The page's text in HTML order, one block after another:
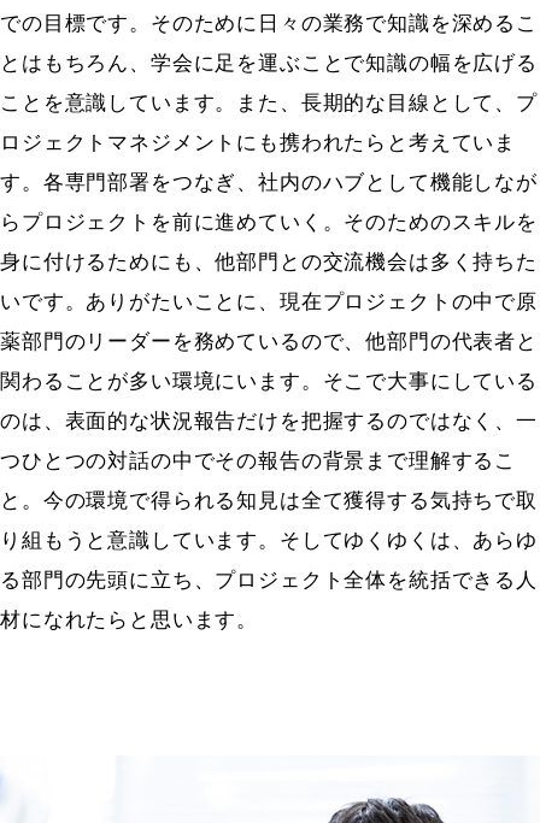
での目標です。そのために日々の業務で知識を深めるこ
とはもちろん、学会に足を運ぶことで知識の幅を広げる
ことを意識しています。また、長期的な目線として、プ
ロジェクトマネジメントにも携われたらと考えていま
す。各専門部署をつなぎ、社内のハブとして機能しなが
らプロジェクトを前に進めていく。そのためのスキルを
身に付けるためにも、他部門との交流機会は多く持ちた
いです。ありがたいことに、現在プロジェクトの中で原
薬部門のリーダーを務めているので、他部門の代表者と
関わることが多い環境にいます。そこで大事にしている
のは、表面的な状況報告だけを把握するのではなく、一
つひとつの対話の中でその報告の背景まで理解するこ
と。今の環境で得られる知見は全て獲得する気持ちで取
り組もうと意識しています。そしてゆくゆくは、あらゆ
る部門の先頭に立ち、プロジェクト全体を統括できる人
材になれたらと思います。